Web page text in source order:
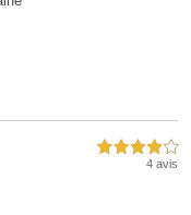
4,0 étoiles sur 5
4 avis